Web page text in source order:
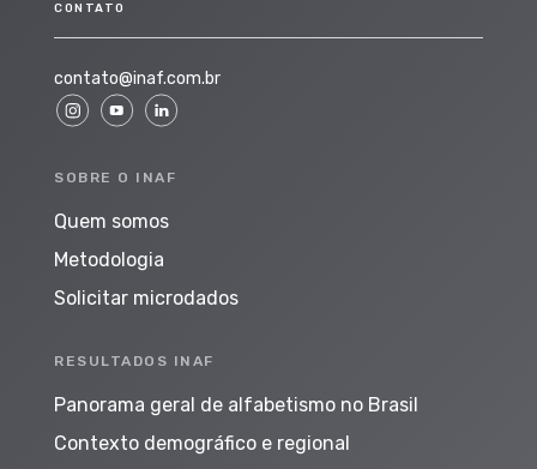
CONTATO
contato@inaf.com.br
SOBRE O INAF
Quem somos
Metodologia
Solicitar microdados
RESULTADOS INAF
Panorama geral de alfabetismo no Brasil
Contexto demográfico e regional